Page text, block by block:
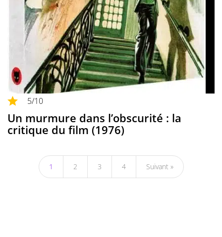
5/10
Un murmure dans l’obscurité : la
critique du film (1976)
1 2 3 4 Suivant »